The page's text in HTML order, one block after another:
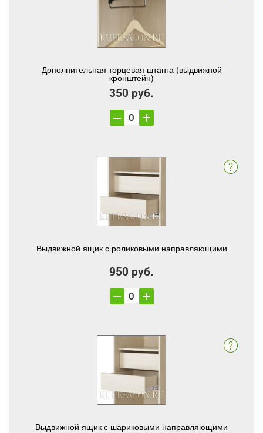
Дополнительная торцевая штанга (выдвижной
кронштейн)
350 руб.
Выдвижной ящик с роликовыми направляющими
950 руб.
Выдвижной ящик с шариковыми направляющими